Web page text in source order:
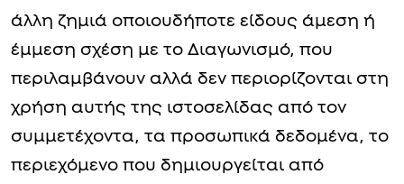
άλλη ζημιά οποιουδήποτε είδους άμεση ή
έμμεση σχέση με το Διαγωνισμό, που
περιλαμβάνουν αλλά δεν περιορίζονται στη
χρήση αυτής της ιστοσελίδας από τον
συμμετέχοντα, τα προσωπικά δεδομένα, το
περιεχόμενο που δημιουργείται από